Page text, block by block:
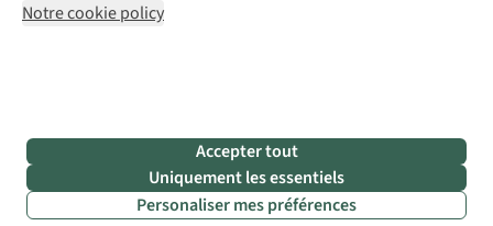
Notre cookie policy
Accepter tout
Uniquement les essentiels
Personaliser mes préférences
AS Adventure Luxemburg SA,